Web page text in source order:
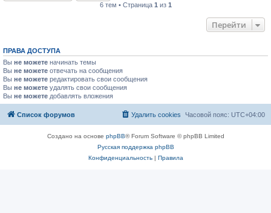
6 тем • Страница 1 из 1
Перейти
ПРАВА ДОСТУПА
Вы не можете начинать темы
Вы не можете отвечать на сообщения
Вы не можете редактировать свои сообщения
Вы не можете удалять свои сообщения
Вы не можете добавлять вложения
Список форумов Часовой пояс: UTC+04:00
Удалить cookies
Создано на основе phpBB® Forum Software © phpBB Limited
Русская поддержка phpBB
Конфиденциальность| Правила